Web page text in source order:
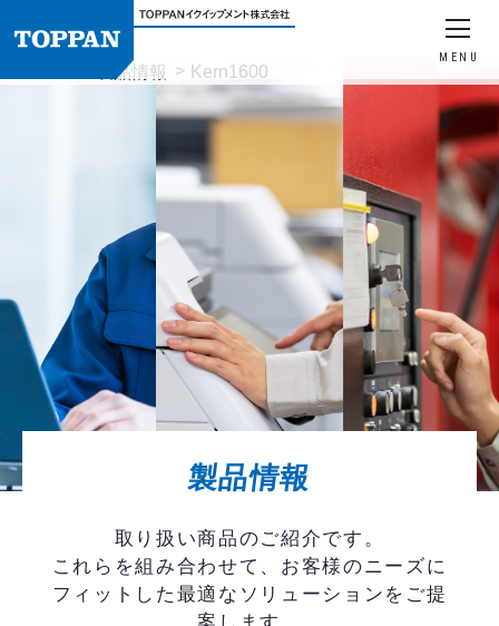
MENU
製品情報 Kern1600
製品情報
取り扱い商品のご紹介です。
これらを組み合わせて、お客様のニーズに
フィットした最適なソリューションをご提